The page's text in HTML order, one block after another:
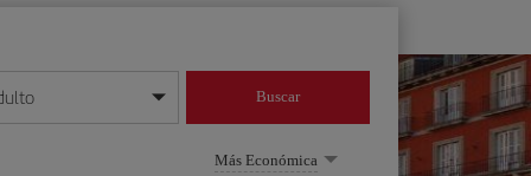
mes/año
Buscar
Más Económica